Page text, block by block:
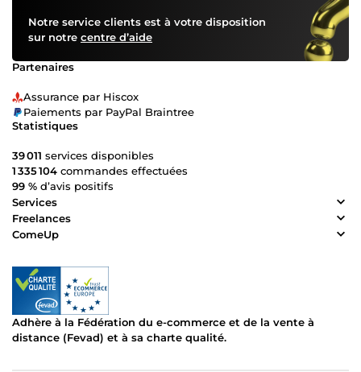
Notre service clients est à votre disposition
sur notre centre d’aide
Partenaires
Assurance par Hiscox
Paiements par PayPal Braintree
Statistiques
39 011 services disponibles
1 335 104 commandes effectuées
99 % d’avis positifs
Services
Freelances
ComeUp
Adhère à la Fédération du e-commerce et de la vente à
distance (Fevad) et à sa charte qualité.